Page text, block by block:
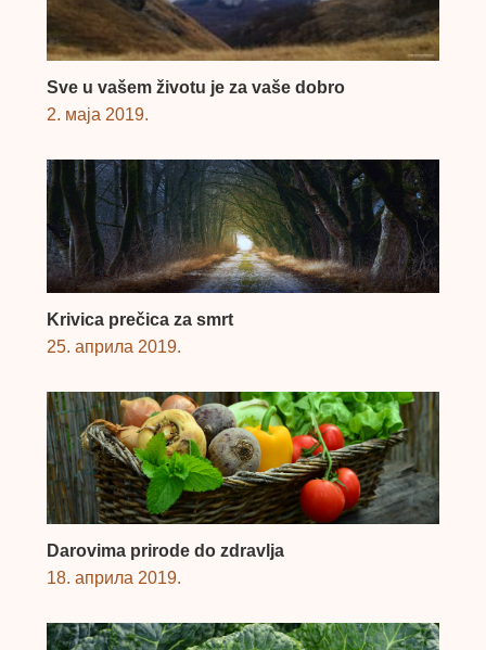
Sve u vašem životu je za vaše dobro
2. маја 2019.
Krivica prečica za smrt
25. априла 2019.
Darovima prirode do zdravlja
18. априла 2019.